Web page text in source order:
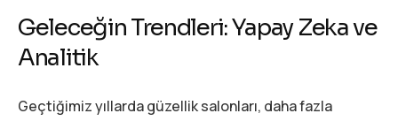
Geleceğin Trendleri: Yapay Zeka ve
Analitik
Geçtiğimiz yıllarda güzellik salonları, daha fazla